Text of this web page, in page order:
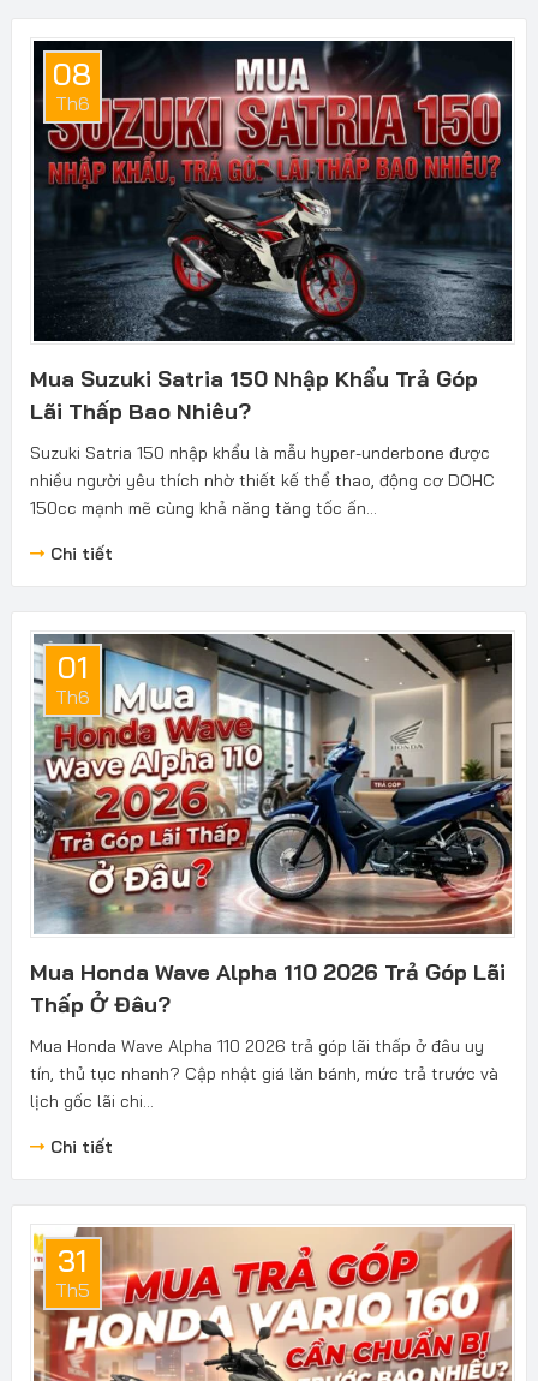
08
Th6
Mua Suzuki Satria 150 Nhập Khẩu Trả Góp
Lãi Thấp Bao Nhiêu?
Suzuki Satria 150 nhập khẩu là mẫu hyper-underbone được
nhiều người yêu thích nhờ thiết kế thể thao, động cơ DOHC
150cc mạnh mẽ cùng khả năng tăng tốc ấn...
Chi tiết
01
Th6
Mua Honda Wave Alpha 110 2026 Trả Góp Lãi
Thấp Ở Đâu?
Mua Honda Wave Alpha 110 2026 trả góp lãi thấp ở đâu uy
tín, thủ tục nhanh? Cập nhật giá lăn bánh, mức trả trước và
lịch gốc lãi chi...
Chi tiết
31
Th5